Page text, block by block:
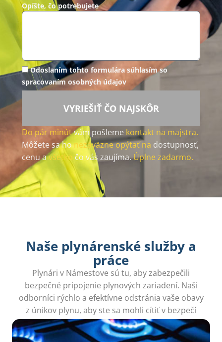
Opíšte, čo potrebujete
Odoslaním tohto formulára súhlasím so
spracovaním osobných údajov
VYRIEŠIŤ ČO NAJSKÔR
Do pár minútvám pošleme kontakt na majstra.
Môžete sa honezáväzne opýtať na dostupnosť,
cenu avšetko čo vás zaujíma.Úplne zadarmo.
Naše plynárenské služby a
práce
Plynári v Námestove sú tu, aby zabezpečili
bezpečné pripojenie plynových zariadení. Naši
odborníci rýchlo a efektívne odstránia vaše obavy
z únikov plynu, aby ste sa mohli cítiť v bezpečí
doma.